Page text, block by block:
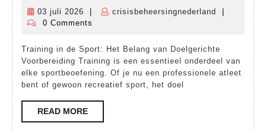
in
de
03 juli 2026
03
juli
crisisbeheersingnederland
0 Comments
Training in de Sport: Het Belang van Doelgerichte
Voorbereiding Training is een essentieel onderdeel van
elke sportbeoefening. Of je nu een professionele atleet
bent of gewoon recreatief sport, het doel
READ MOREREAD
MORE